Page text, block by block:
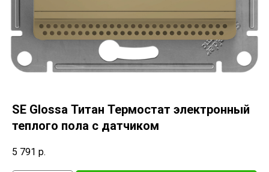
SE Glossa Титан Термостат электронный
теплого пола с датчиком
5 791 р.